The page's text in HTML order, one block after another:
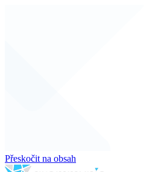
Přeskočit na obsah